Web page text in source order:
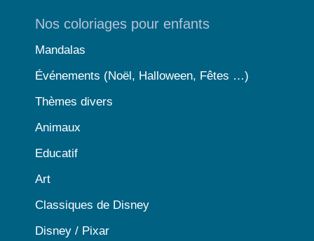
Nos coloriages pour enfants
Mandalas
Événements (Noël, Halloween, Fêtes …)
Thèmes divers
Animaux
Educatif
Art
Classiques de Disney
Disney / Pixar